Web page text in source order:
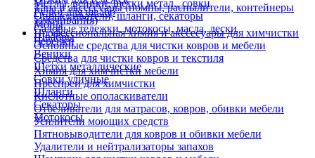
Ручки для швабр
Мопы
Швабры
Метлы, веники, щетки метал., совки
Опрыскиватели, шланги, секаторы
Садовые тележки, мотокосы, масла, лески
Черенки
Веники
Щетки металлические
Совки уличные
Шланги
Секаторы
Мотокосы
Тара и аксессуары (помпы, распылители, контейнеры
замачивания)
Профессиональная химия и акссесуары для химчистки
Основные средства для чистки ковров и мебели
Средства для чистки ковров и текстиля
Химия для химчистки мебели
Преспреи для химчистки
Кислотные ополаскиватели
Отбеливатели для матрасов, ковров, обивки мебели
Усилители моющих средств
Пятновыводители для ковров и обивки мебели
Удалители и нейтрализаторы запахов